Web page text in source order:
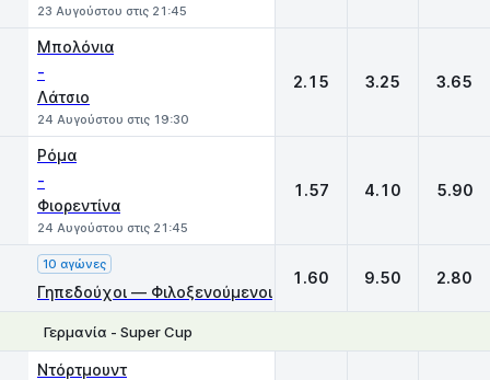
23 Αυγούστου στις 21:45
Μπολόνια
-
Λάτσιο
24 Αυγούστου στις 19:30
2.15 3.25 3.65
Ρόμα
-
Φιορεντίνα
24 Αυγούστου στις 21:45
1.57 4.10 5.90
10 αγώνες
Γηπεδούχοι — Φιλοξενούμενοι
1.60 9.50 2.80
Γερμανία - Super Cup
Ντόρτμουντ